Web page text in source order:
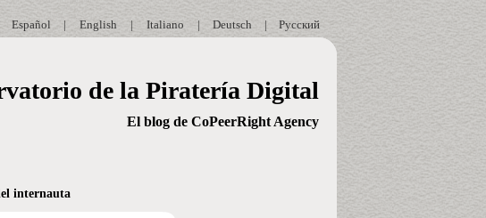
Русский
|
Deutsch
|
Italiano
|
English
|
Español
de la Piratería Digital
El blog de CoPeerRight Agency
internauta